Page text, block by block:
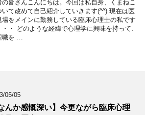
の皆さんこんにちは。今回は私自身、くまねこ
いて改めて自己紹介していきます(^^) 現在は医
場をメインに勤務している臨床心理士の私です
・・ どのような経緯で心理学に興味を持って、
職を …
05/05
んか感慨深い】今更ながら臨床心理